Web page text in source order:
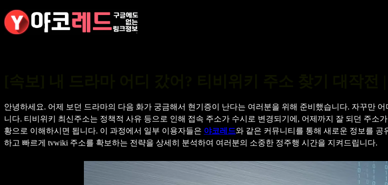
콘
텐
츠
안녕하세요. 어제 보던 드라마의 다음 화가 궁금해서 현기증이 난다는 여러분을 위해 준비했습니다. 자꾸만
니다. 티비위키 최신주소는 정책적 사유 등으로 인해 접속 주소가 수시로 변경되기에, 어제까지 잘 되던 주
황으로 이해하시면 됩니다. 이 과정에서 일부 이용자들은 야코레드와 같은 커뮤니티를 통해 새로운 정보를 공
하고 빠르게 tvwiki 주소를 확보하는 전략을 상세히 분석하여 여러분의 소중한 정주행 시간을 지켜드립니다.